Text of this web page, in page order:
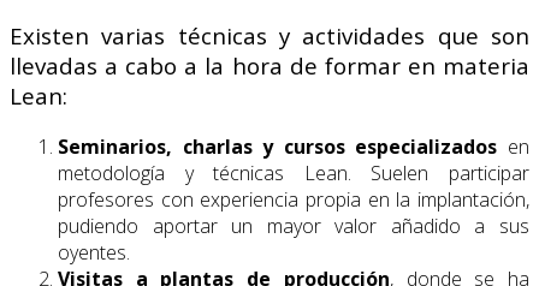
Existen varias técnicas y actividades que son
llevadas a cabo a la hora de formar en materia
Lean:
Seminarios, charlas y cursos especializados en
metodología y técnicas Lean. Suelen participar
profesores con experiencia propia en la implantación,
pudiendo aportar un mayor valor añadido a sus
oyentes.
Visitas a plantas de producción, donde se ha